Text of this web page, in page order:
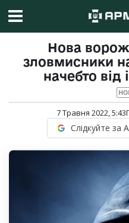
Нова
зловмисники
начебто від
7 Травня 2022, 5:43
Слідкуйте за